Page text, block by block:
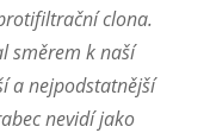
clona.
směrem k naší
a nejpodstatnější
nevidí jako